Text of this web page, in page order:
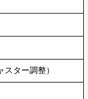
ター調整）